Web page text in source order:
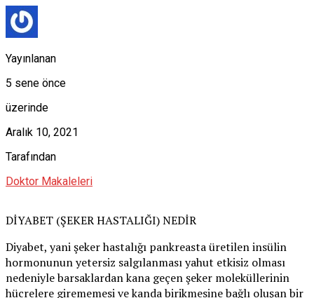
Yayınlanan
5 sene önce
üzerinde
Aralık 10, 2021
Tarafından
Doktor Makaleleri
DİYABET (ŞEKER HASTALIĞI) NEDİR
Diyabet, yani şeker hastalığı pankreasta üretilen insülin
hormonunun yetersiz salgılanması yahut etkisiz olması
nedeniyle barsaklardan kana geçen şeker moleküllerinin
hücrelere girememesi ve kanda birikmesine bağlı oluşan bir